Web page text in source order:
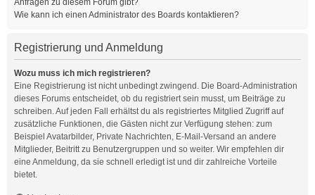
Anfragen zu diesem Forum gibt?
Wie kann ich einen Administrator des Boards kontaktieren?
Registrierung und Anmeldung
Wozu muss ich mich registrieren?
Eine Registrierung ist nicht unbedingt zwingend. Die Board-Administration
dieses Forums entscheidet, ob du registriert sein musst, um Beiträge zu
schreiben. Auf jeden Fall erhältst du als registriertes Mitglied Zugriff auf
zusätzliche Funktionen, die Gästen nicht zur Verfügung stehen: zum
Beispiel Avatarbilder, Private Nachrichten, E-Mail-Versand an andere
Mitglieder, Beitritt zu Benutzergruppen und so weiter. Wir empfehlen dir
eine Anmeldung, da sie schnell erledigt ist und dir zahlreiche Vorteile
bietet.